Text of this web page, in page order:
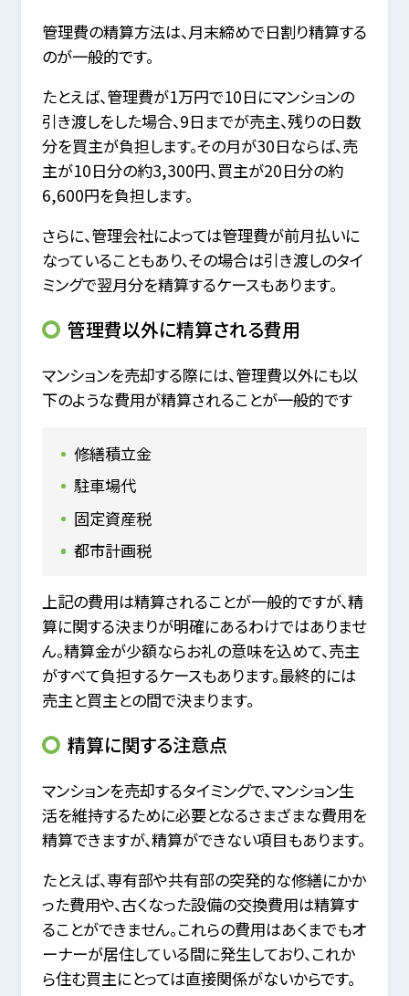
管理費の精算方法は、月末締めで日割り精算する
のが一般的です。
たとえば、管理費が1万円で10日にマンションの
引き渡しをした場合、9日までが売主、残りの日数
分を買主が負担します。その月が30日ならば、売
主が10日分の約3,300円、買主が20日分の約
6,600円を負担します。
さらに、管理会社によっては管理費が前月払いに
なっていることもあり、その場合は引き渡しのタイ
ミングで翌月分を精算するケースもあります。
管理費以外に精算される費用
マンションを売却する際には、管理費以外にも以
下のような費用が精算されることが一般的です
修繕積立金
駐車場代
固定資産税
都市計画税
上記の費用は精算されることが一般的ですが、精
算に関する決まりが明確にあるわけではありませ
ん。精算金が少額ならお礼の意味を込めて、売主
がすべて負担するケースもあります。最終的には
売主と買主との間で決まります。
精算に関する注意点
マンションを売却するタイミングで、マンション生
活を維持するために必要となるさまざまな費用を
精算できますが、精算ができない項目もあります。
たとえば、専有部や共有部の突発的な修繕にかか
った費用や、古くなった設備の交換費用は精算す
ることができません。これらの費用はあくまでもオ
ーナーが居住している間に発生しており、これか
ら住む買主にとっては直接関係がないからです。